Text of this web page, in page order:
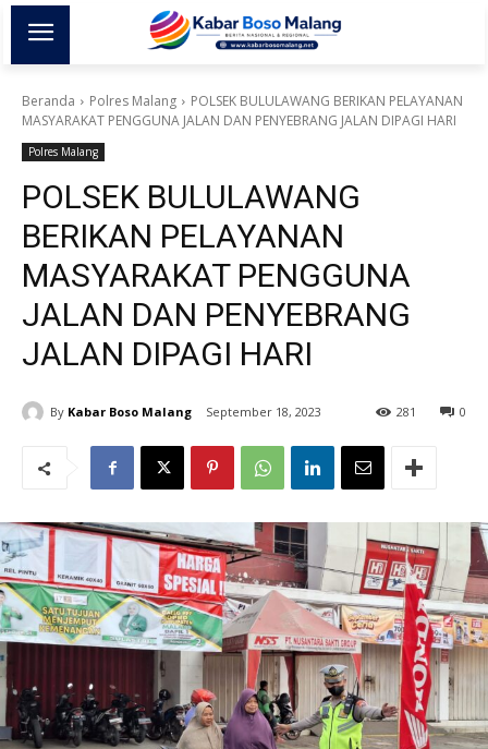
Beranda Polres Malang
POLSEK BULULAWANG BERIKAN PELAYANAN
MASYARAKAT PENGGUNA JALAN DAN PENYEBRANG JALAN DIPAGI HARI
Polres Malang
POLSEK BULULAWANG
BERIKAN PELAYANAN
MASYARAKAT PENGGUNA
JALAN DAN PENYEBRANG
JALAN DIPAGI HARI
By Kabar Boso Malang September 18, 2023 0
281